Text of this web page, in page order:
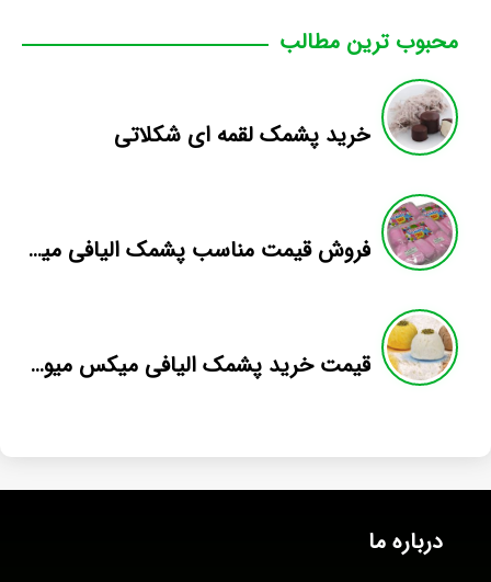
محبوب ترین مطالب
خرید پشمک لقمه ای شکلاتی
فروش قیمت مناسب پشمک الیافی میوه ای+پت
قیمت خرید پشمک الیافی میکس میوه ای
درباره ما